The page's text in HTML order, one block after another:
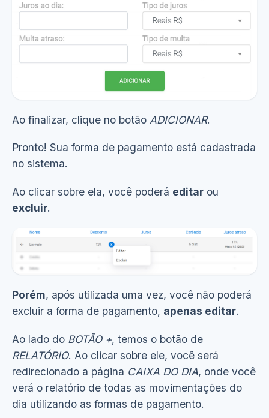
Ao finalizar, clique no botão ADICIONAR.
Pronto! Sua forma de pagamento está cadastrada
no sistema.
Ao clicar sobre ela, você poderá editar ou
excluir.
Porém, após utilizada uma vez, você não poderá
excluir a forma de pagamento, apenas editar.
Ao lado do BOTÃO +, temos o botão de
RELATÓRIO. Ao clicar sobre ele, você será
redirecionado a página CAIXA DO DIA, onde você
verá o relatório de todas as movimentações do
dia utilizando as formas de pagamento.